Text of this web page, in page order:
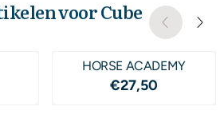
voorCube
HORSE ACADEMY
Prijs: 27,50
€27,50